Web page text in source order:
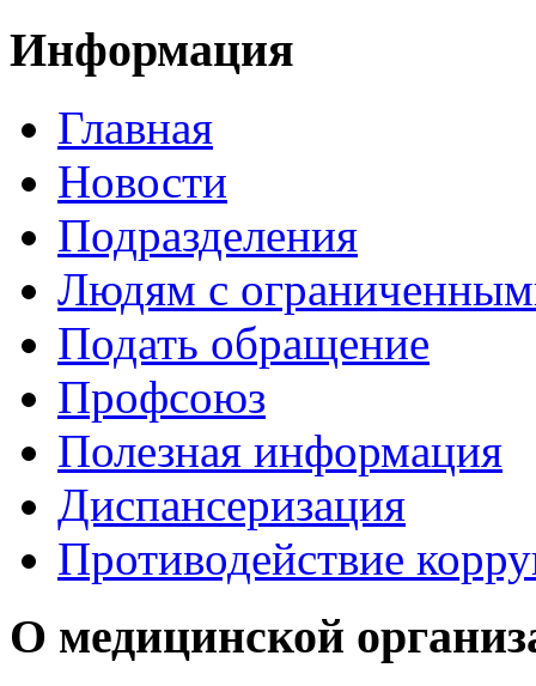
Информация
Главная
Новости
Подразделения
Людям с
Подать обращение
Профсоюз
Полезная информация
Диспансеризация
Противодействие
О медицинской